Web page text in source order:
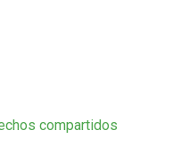
compartidos